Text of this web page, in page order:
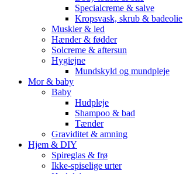
Specialcreme & salve
Kropsvask, skrub & badeolie
Muskler & led
Hænder & fødder
Solcreme & aftersun
Hygiejne
Mundskyld og mundpleje
Mor & baby
Baby
Hudpleje
Shampoo & bad
Tænder
Graviditet & amning
Hjem & DIY
Spireglas & frø
Ikke-spiselige urter